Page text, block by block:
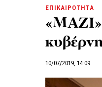
ΕΠΙΚΑΙΡΟΤΗΤΑ
10/07/2019, 14:09